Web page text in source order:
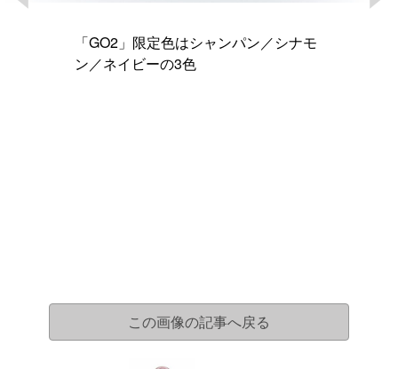
「GO2」限定色はシャンパン／シナモ
ン／ネイビーの3色
この画像の記事へ戻る